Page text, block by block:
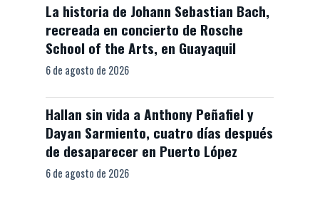
La historia de Johann Sebastian Bach,
recreada en concierto de Rosche
School of the Arts, en Guayaquil
6 de agosto de 2026
Hallan sin vida a Anthony Peñafiel y
Dayan Sarmiento, cuatro días después
de desaparecer en Puerto López
6 de agosto de 2026